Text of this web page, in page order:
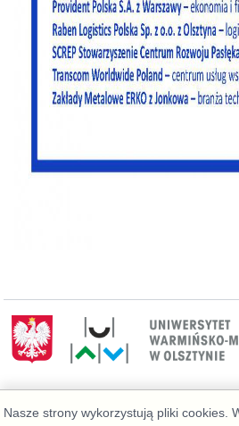
Telefon: 89 523 39
Nasze strony wykorzystują pliki cookies.